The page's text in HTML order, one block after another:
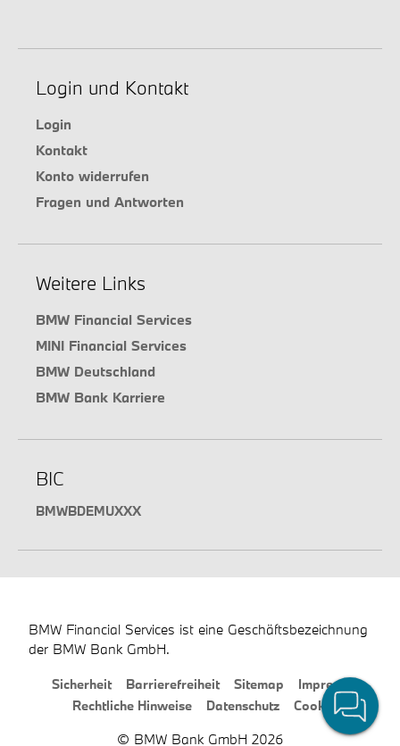
Login und Kontakt
Login
Kontakt
Konto widerrufen
Fragen und Antworten
Weitere Links
BMW Financial Services
MINI Financial Services
BMW Deutschland
BMW Bank Karriere
BIC
BMWBDEMUXXX
BMW Financial Services ist eine Geschäftsbezeichnung
der BMW Bank GmbH.
© BMW Bank GmbH 2026
Sicherheit Barrierefreiheit Sitemap
Impressum
Rechtliche Hinweise
Datenschutz Cookies